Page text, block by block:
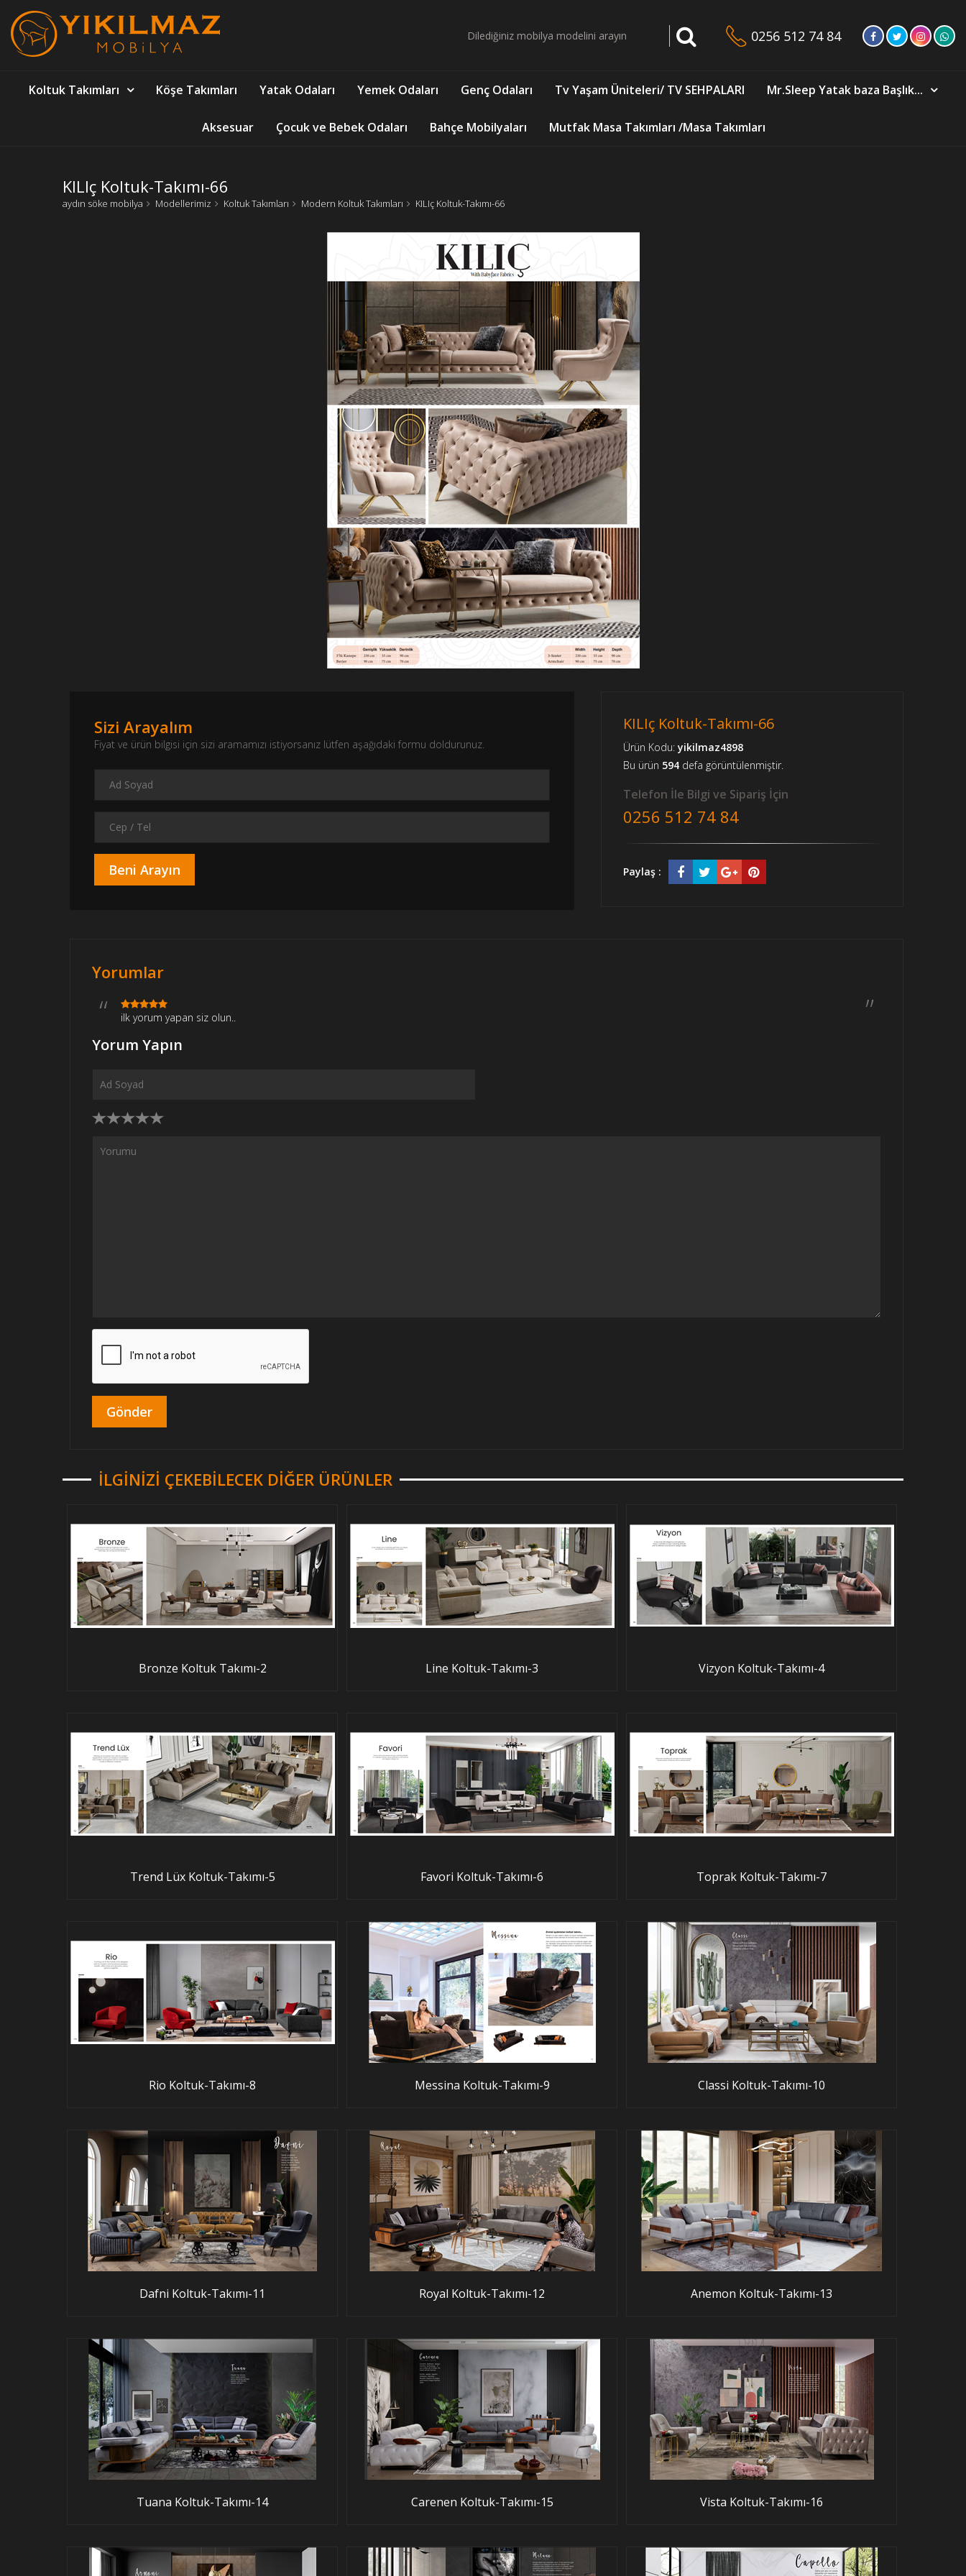
0256 512 74 84
Koltuk Takımları Köşe Takımları Yatak Odaları Yemek Odaları Genç Odaları Tv Yaşam Üniteleri/ TV SEHPALARI Mr.Sleep Yatak baza Başlık...
Aksesuar Çocuk ve Bebek Odaları Bahçe Mobilyaları Mutfak Masa Takımları /Masa Takımları
KILIç Koltuk-Takımı-66
aydın söke mobilya Modellerimiz Koltuk Takımları Modern Koltuk Takımları KILIç Koltuk-Takımı-66
KILIç Koltuk-Takımı-66
Ürün Kodu:yikilmaz4898
Bu ürün 594defa görüntülenmiştir.
Telefon İle Bilgi ve Sipariş İçin
0256 512 74 84
Paylaş :
Sizi Arayalım
Fiyat ve ürün bilgisi için sizi aramamızı istiyorsanız lütfen aşağıdaki formu doldurunuz.
Yorumlar
ilk yorum yapan siz olun..
Yorum Yapın
İLGINIZI ÇEKEBILECEK DIĞER ÜRÜNLER
Bronze Koltuk Takımı-2 Line Koltuk-Takımı-3 Vizyon Koltuk-Takımı-4
Trend Lüx Koltuk-Takımı-5 Favori Koltuk-Takımı-6 Toprak Koltuk-Takımı-7
Rio Koltuk-Takımı-8 Messina Koltuk-Takımı-9 Classi Koltuk-Takımı-10
Dafni Koltuk-Takımı-11 Royal Koltuk-Takımı-12 Anemon Koltuk-Takımı-13
Tuana Koltuk-Takımı-14 Carenen Koltuk-Takımı-15 Vista Koltuk-Takımı-16